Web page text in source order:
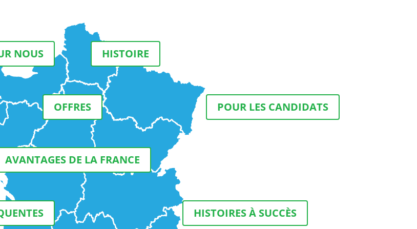
NOUS HISTOIRE
OFFRES POUR LES CANDIDATS
AVANTAGES DE LA FRANCE
HISTOIRES À SUCCÈS